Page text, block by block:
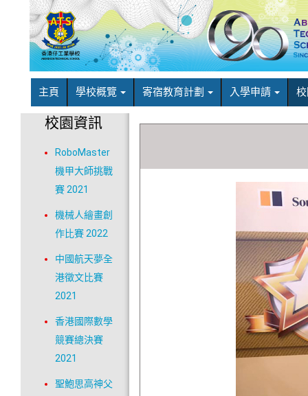
主頁 學校概覽 寄宿教育計劃 入學申請
校園資訊
RoboMaster
機甲大師挑戰
賽 2021
機械人繪畫創
作比賽 2022
中國航天夢全
港徵文比賽
2021
香港國際數學
競賽總決賽
2021
聖鮑思高神父